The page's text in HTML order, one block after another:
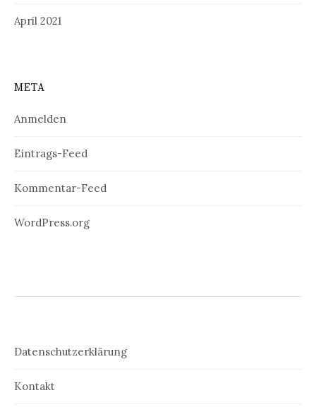
April 2021
META
Anmelden
Eintrags-Feed
Kommentar-Feed
WordPress.org
Datenschutzerklärung
Kontakt